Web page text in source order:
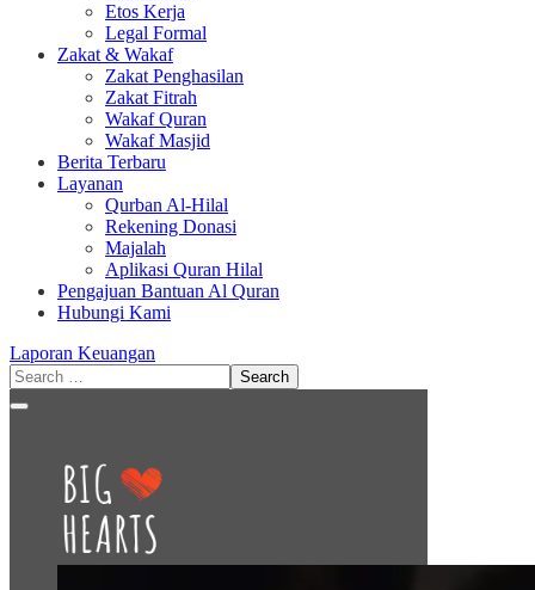
Etos Kerja
Legal Formal
Zakat & Wakaf
Zakat Penghasilan
Zakat Fitrah
Wakaf Quran
Wakaf Masjid
Berita Terbaru
Layanan
Qurban Al-Hilal
Rekening Donasi
Majalah
Aplikasi Quran Hilal
Pengajuan Bantuan Al Quran
Hubungi Kami
Laporan Keuangan